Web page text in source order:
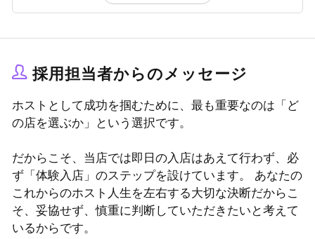
採用担当者からのメッセージ
ホストとして成功を掴むために、最も重要なのは「ど
の店を選ぶか」という選択です。
だからこそ、当店では即日の入店はあえて行わず、必
ず「体験入店」のステップを設けています。 あなたの
これからのホスト人生を左右する大切な決断だからこ
そ、妥協せず、慎重に判断していただきたいと考えて
いるからです。